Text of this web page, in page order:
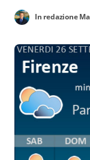
In redazione